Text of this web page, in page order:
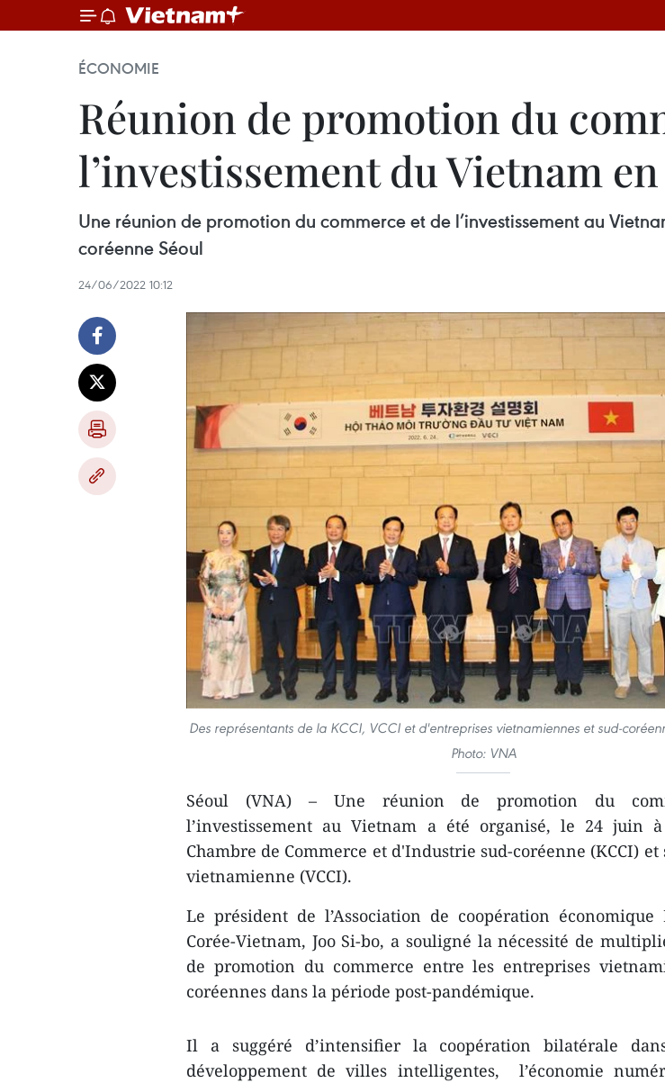
ÉCONOMIE
Réunion de promotion du
l’investissement du Vietnam
Une réunion de promotion du commerce et de l’investissement au
coréenne Séoul
24/06/2022 10:12
Des représentants de la KCCI, VCCI et d'entreprises vietnamiennes et sud-
Photo: VNA
Séoul (VNA) – Une réunion de promotion du
l’investissement au Vietnam a été organisé, le 24 juin
Chambre de Commerce et d'Industrie sud-coréenne (KCCI) et
vietnamienne (VCCI).
Le président de l’Association de coopération économique
Corée-Vietnam, Joo Si-bo, a souligné la nécessité de
de promotion du commerce entre les entreprises
coréennes dans la période post-pandémique.
Il a suggéré d’intensifier la coopération bilatérale
développement de villes intelligentes, l’économie